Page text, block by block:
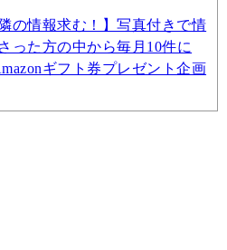
の情報求む！】写真付きで情
った方の中から毎月10件に
ギフト券プレゼント企画